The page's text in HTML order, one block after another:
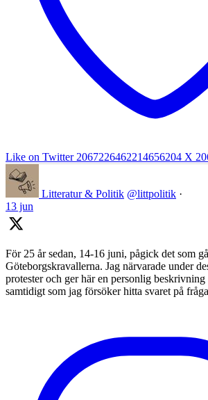
Like on Twitter 2067226462214656204 X
Litteratur & Politik @littpolitik ·
13 jun
För 25 år sedan, 14-16 juni, pågick det som
Göteborgskravallerna. Jag närvarade under
protester och ger här en personlig beskrivning
samtidigt som jag försöker hitta svaret på